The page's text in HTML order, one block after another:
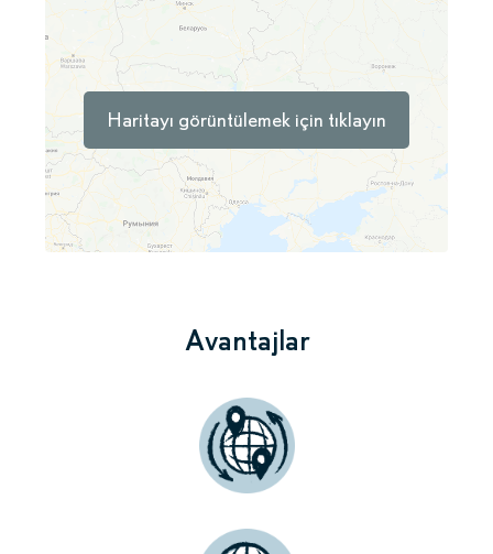
Haritayı görüntülemek için tıklayın
Avantajlar